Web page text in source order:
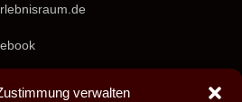
verwalten